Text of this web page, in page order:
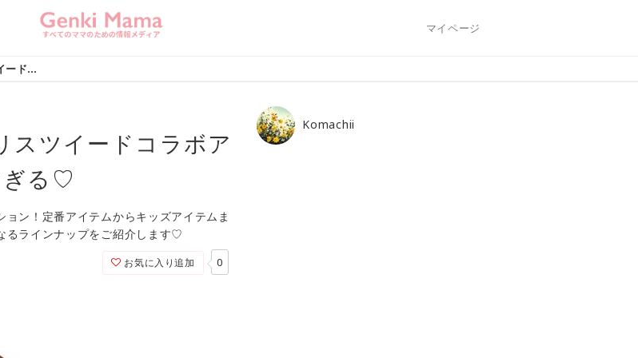
マイページ
この冬大注目！ニトリ×ハリスツイードコラボアイテムがプチプラで可愛すぎる♡
スツイードコラボア
ぎる♡
ン！定番アイテムからキッズアイテムま
るラインナップをご紹介します♡
お気に入り追加 0
Komachii